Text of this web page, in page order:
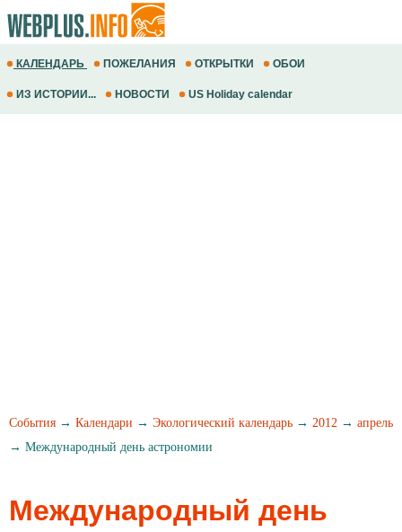
КАЛЕНДАРЬ ПОЖЕЛАНИЯ ОТКРЫТКИ ОБОИ
ИЗ ИСТОРИИ... НОВОСТИ US Holiday calendar
События → Календари → Экологический календарь → 2012 → апрель
→ Международный день астрономии
Международный день